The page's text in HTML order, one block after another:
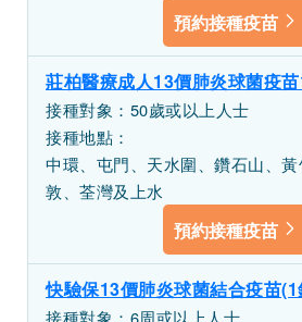
預約接種疫苗
莊柏醫療成人13價肺炎球菌疫
接種對象：50歲或以上人士
接種地點：
中環、屯門、天水圍、鑽石山、
敦、荃灣及上水
預約接種疫苗
快驗保13價肺炎球菌結合疫苗
接種對象：6周或以上人士